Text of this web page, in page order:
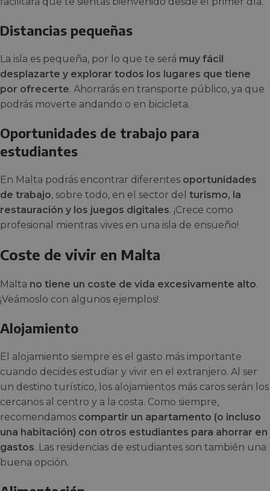
Distancias pequeñas
La isla es pequeña, por lo que te será muy fácil
desplazarte y explorar todos los lugares que tiene
por ofrecerte. Ahorrarás en transporte público, ya que
podrás moverte andando o en bicicleta.
Oportunidades de trabajo para
estudiantes
En Malta podrás encontrar diferentes oportunidades
de trabajo, sobre todo, en el sector del turismo, la
restauración y los juegos digitales. ¡Crece como
profesional mientras vives en una isla de ensueño!
Coste de vivir en Malta
Malta no tiene un coste de vida excesivamente alto.
¡Veámoslo con algunos ejemplos!
Alojamiento
El alojamiento siempre es el gasto más importante
cuando decides estudiar y vivir en el extranjero. Al ser
un destino turístico, los alojamientos más caros serán los
cercanos al centro y a la costa. Como siempre,
recomendamos compartir un apartamento (o incluso
una habitación) con otros estudiantes para ahorrar en
gastos. Las residencias de estudiantes son también una
buena opción.